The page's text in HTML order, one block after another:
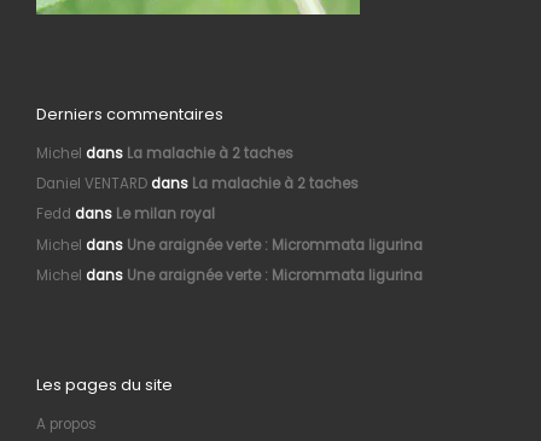
Derniers commentaires
Michel dans La malachie à 2 taches
Daniel VENTARDdans La malachie à 2 taches
Fedd dans Le milan royal
Michel dans Une araignée verte : Micrommata ligurina
Michel dans Une araignée verte : Micrommata ligurina
Les pages du site
A propos